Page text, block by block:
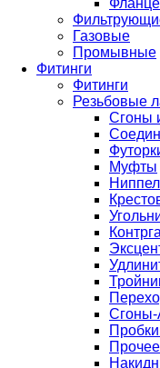
Газовые
Промывные
Фитинги
Фитинги
Резьбовые
Сгоны
Муфты
Сгоны-
Прочее